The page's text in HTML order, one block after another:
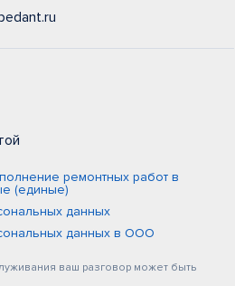
ремонтных работ в
(единые)
данных
данных в ООО
ваш разговор может быть